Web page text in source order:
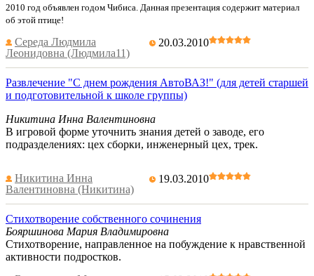
2010 год объявлен годом Чибиса. Данная презентация содержит материал
об этой птице!
Середа Людмила
Леонидовна (Людмила11)
20.03.2010
Развлечение "С днем рождения АвтоВАЗ!" (для детей старшей
и подготовительной к школе группы)
Никитина Инна Валентиновна
В игровой форме уточнить знания детей о заводе, его
подразделениях: цех сборки, инженерный цех, трек.
Никитина Инна
Валентиновна (Никитина)
19.03.2010
Стихотворение собственного сочинения
Бояршинова Мария Владимировна
Стихотворение, направленное на побуждение к нравственной
активности подростков.